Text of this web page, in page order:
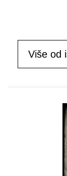
Više od